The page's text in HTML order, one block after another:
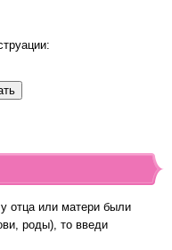
отца или матери были
роды), то введи